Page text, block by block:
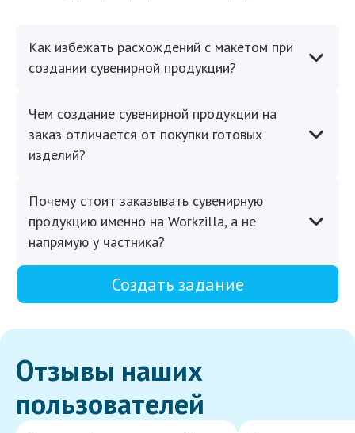
Как избежать расхождений с макетом при
создании сувенирной продукции?
Чем создание сувенирной продукции на
заказ отличается от покупки готовых
изделий?
Почему стоит заказывать сувенирную
продукцию именно на Workzilla, а не
напрямую у частника?
Создать задание
Отзывы наших
пользователей